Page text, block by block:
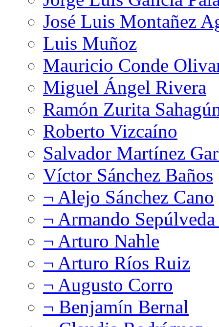
José Luis Montañez
Luis Muñoz
Mauricio Conde
Miguel Ángel Rivera
Ramón Zurita
Roberto Vizcaíno
Salvador Martínez
Víctor Sánchez Baños
¬ Alejo Sánchez Cano
¬ Armando
¬ Arturo Nahle
¬ Arturo Ríos Ruiz
¬ Augusto Corro
¬ Benjamín Bernal